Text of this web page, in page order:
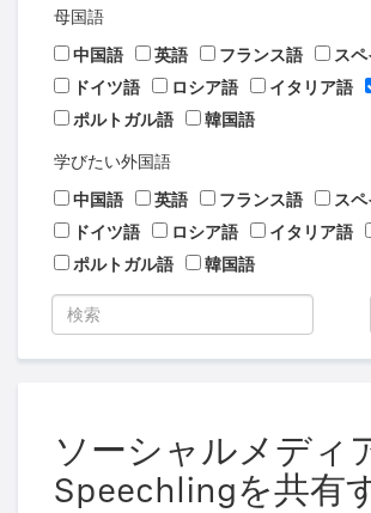
母国語
中国語
英語 フランス語
ス
ドイツ語
ロシア語 イタリア語
ポルトガル語
韓国語
学びたい外国語
中国語
英語 フランス語
ス
ドイツ語
ロシア語 イタリア語
ポルトガル語
韓国語
ソーシャルメディ
Speechlingを共有